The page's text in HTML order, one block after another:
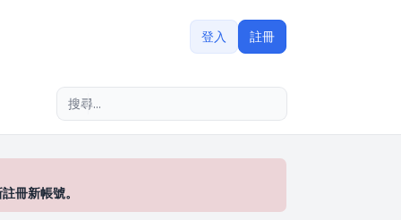
登入 註冊
冊新帳號。